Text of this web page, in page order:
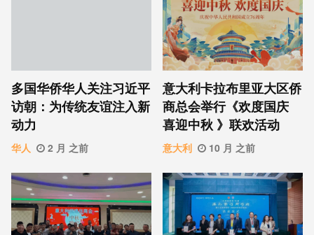
多国华侨华人关注习近平
访朝：为传统友谊注入新
动力
华人 2 月 之前
意⼤利卡拉布⾥亚大区侨
商总会举行《欢度国庆
喜迎中秋 》联欢活动
意大利 10 月 之前